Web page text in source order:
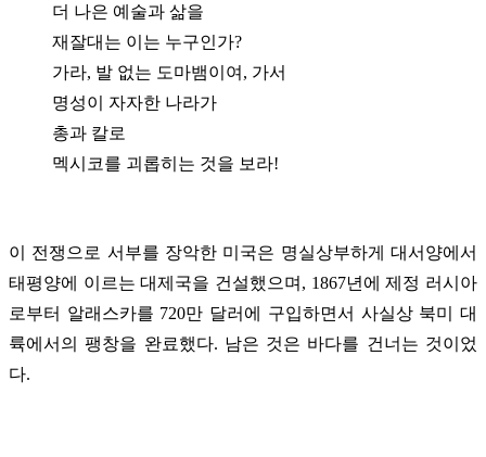
더 나은 예술과 삶을
재잘대는 이는 누구인가?
가라, 발 없는 도마뱀이여, 가서
명성이 자자한 나라가
총과 칼로
멕시코를 괴롭히는 것을 보라!
이 전쟁으로 서부를 장악한 미국은 명실상부하게 대서양에서
태평양에 이르는 대제국을 건설했으며, 1867년에 제정 러시아
로부터 알래스카를 720만 달러에 구입하면서 사실상 북미 대
륙에서의 팽창을 완료했다. 남은 것은 바다를 건너는 것이었
다.